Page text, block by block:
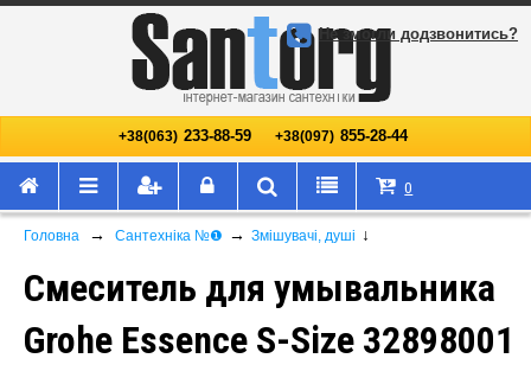
+38(063) 233-88-59 +38(097) 855-28-44
Не змогли додзвонитись?
0
Головна → Сантехніка №❶ → Змішувачі, душі ↓
Смеситель для умывальника
Grohe Essence S-Size 32898001